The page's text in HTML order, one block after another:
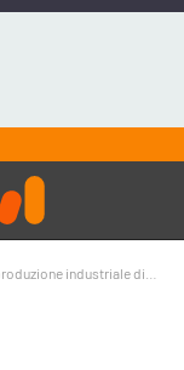
industriale dicembre cala e delude attese